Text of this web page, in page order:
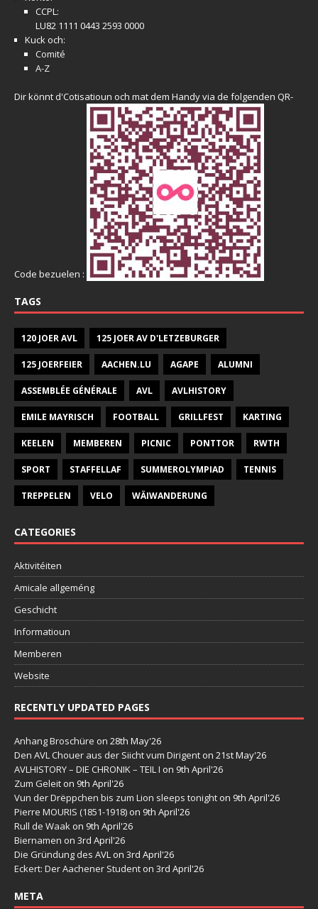
CCPL:
LU82 1111 0443 2593 0000
Kuck och:
Comité
A-Z
Dir könnt d'Cotisatioun och mat dem Handy via de folgenden QR-
Code bezuelen :
TAGS
120 JOER AVL 125 JOER AV D'LETZEBURGER
125 JOERFEIER AACHEN.LU AGAPE ALUMNI
ASSEMBLÉE GÉNÉRALE AVL AVLHISTORY
EMILE MAYRISCH FOOTBALL GRILLFEST KARTING
KEELEN MEMBEREN PICNIC PONTTOR RWTH
SPORT STAFFELLAF SUMMEROLYMPIAD TENNIS
TREPPELEN VELO WÄIWANDERUNG
CATEGORIES
Aktivitéiten
Amicale allgeméng
Geschicht
Informatioun
Memberen
Website
RECENTLY UPDATED PAGES
Anhang Broschüre on 28th May'26
Den AVL Chouer aus der Siicht vum Dirigent on 21st May'26
AVLHISTORY – DIE CHRONIK – TEIL I on 9th April'26
Zum Geleit on 9th April'26
Vun der Drëppchen bis zum Lion sleeps tonight on 9th April'26
Pierre MOURIS (1851-1918) on 9th April'26
Rull de Waak on 9th April'26
Biernamen on 3rd April'26
Die Gründung des AVL on 3rd April'26
Eckert: Der Aachener Student on 3rd April'26
META